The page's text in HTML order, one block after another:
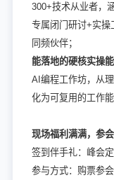
300+技术从业者，
专属闭门研讨+实操
同频伙伴；
能落地的硬核实操能
AI编程工作坊，从
化为可复用的工作能
现场福利满满，参
签到伴手礼：峰会
参与方式：购票参